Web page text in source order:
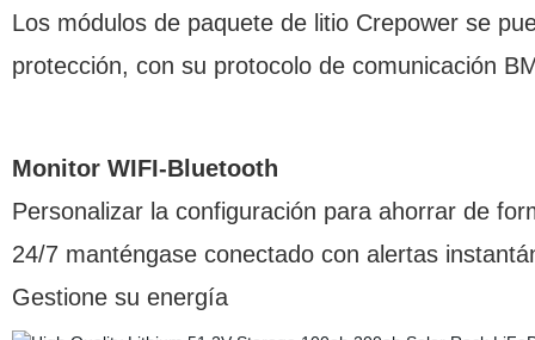
Los módulos de paquete de litio Crepower se
protección, con su protocolo de comunicación
Monitor WIFI-Bluetooth
Personalizar la configuración para ahorrar de
24/7 manténgase conectado con alertas
Gestione su energía